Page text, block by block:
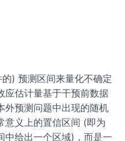
) 预测区间来量化不确定
应估计量基于干预前数据
外预测问题中出现的随机
意义上的置信区间 (即为
中给出一个区域)，而是一